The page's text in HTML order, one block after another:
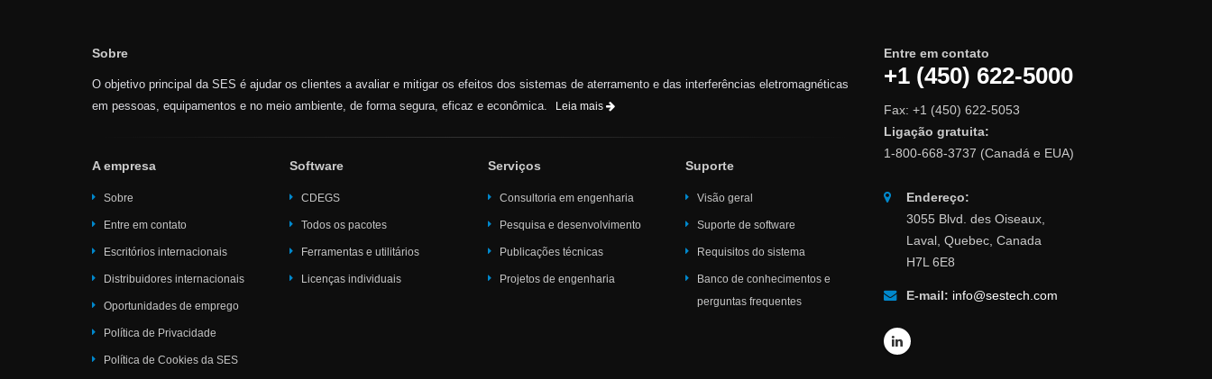
Sobre
O objetivo principal da SES é ajudar os clientes a avaliar e mitigar os efeitos dos sistemas de aterramento e das interferências eletromagnéticas
em pessoas, equipamentos e no meio ambiente, de forma segura, eficaz e econômica.
Leia mais
A empresa
Sobre
Entre em contato
Escritórios internacionais
Distribuidores internacionais
Oportunidades de emprego
Política de Privacidade
Política de Cookies da SES
Software
CDEGS
Todos os pacotes
Ferramentas e utilitários
Licenças individuais
Serviços
Consultoria em engenharia
Pesquisa e desenvolvimento
Publicações técnicas
Projetos de engenharia
Suporte
Visão geral
Suporte de software
Requisitos do sistema
Banco de conhecimentos e
perguntas frequentes
Entre em contato
+1 (450) 622-5000
Fax: +1 (450) 622-5053
Ligação gratuita:
1-800-668-3737 (Canadá e EUA)
Endereço:
3055 Blvd. des Oiseaux,
Laval, Quebec, Canada
H7L 6E8
E-mail: info@sestech.com